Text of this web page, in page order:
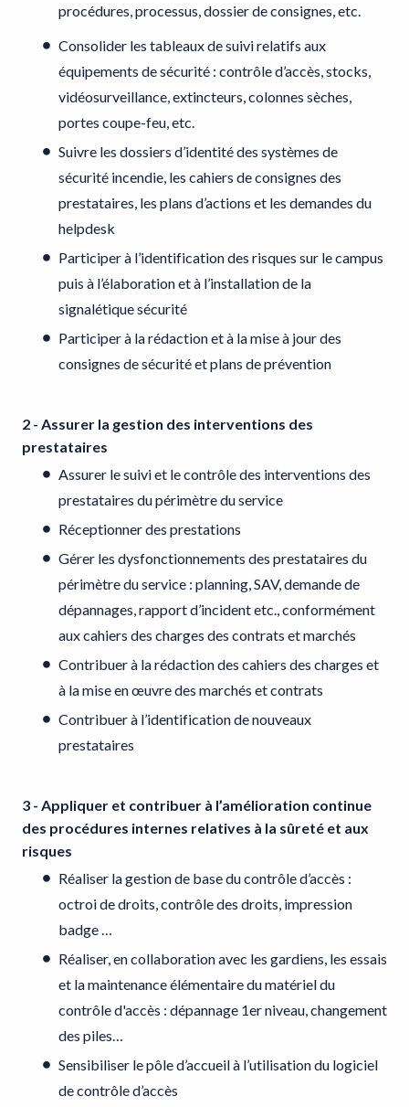
procédures, processus, dossier de consignes, etc.
Consolider les tableaux de suivi relatifs aux
équipements de sécurité : contrôle d’accès, stocks,
vidéosurveillance, extincteurs, colonnes sèches,
portes coupe-feu, etc.
Suivre les dossiers d’identité des systèmes de
sécurité incendie, les cahiers de consignes des
prestataires, les plans d’actions et les demandes du
helpdesk
Participer à l’identification des risques sur le campus
puis à l’élaboration et à l’installation de la
signalétique sécurité
Participer à la rédaction et à la mise à jour des
consignes de sécurité et plans de prévention
2 - Assurer la gestion des interventions des
prestataires
Assurer le suivi et le contrôle des interventions des
prestataires du périmètre du service
Réceptionner des prestations
Gérer les dysfonctionnements des prestataires du
périmètre du service : planning, SAV, demande de
dépannages, rapport d’incident etc., conformément
aux cahiers des charges des contrats et marchés
Contribuer à la rédaction des cahiers des charges et
à la mise en œuvre des marchés et contrats
Contribuer à l’identification de nouveaux
prestataires
3 - Appliquer et contribuer à l’amélioration continue
des procédures internes relatives à la sûreté et aux
risques
Réaliser la gestion de base du contrôle d’accès :
octroi de droits, contrôle des droits, impression
badge …
Réaliser, en collaboration avec les gardiens, les essais
et la maintenance élémentaire du matériel du
contrôle d'accès : dépannage 1er niveau, changement
des piles…
Sensibiliser le pôle d’accueil à l’utilisation du logiciel
de contrôle d’accès